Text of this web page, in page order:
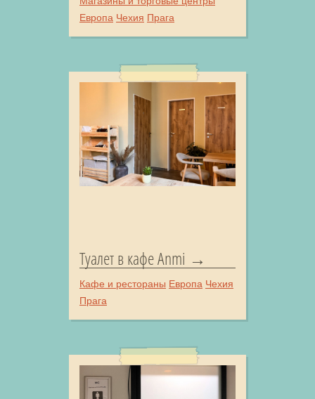
Европа Чехия Прага
Туалет в кафе Anmi
Кафе и рестораны Европа Чехия
Прага